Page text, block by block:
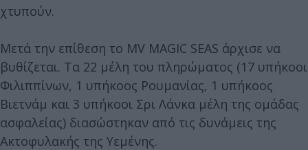
χτυπούν.
Μετά την επίθεση το MV MAGIC SEAS άρχισε να
βυθίζεται. Τα 22 μέλη του πληρώματος (17 υπήκοοι
Φιλιππίνων, 1 υπήκοος Ρουμανίας, 1 υπήκοος
Βιετνάμ και 3 υπήκοοι Σρι Λάνκα μέλη της ομάδας
ασφαλείας) διασώστηκαν από τις δυνάμεις της
Ακτοφυλακής της Υεμένης.